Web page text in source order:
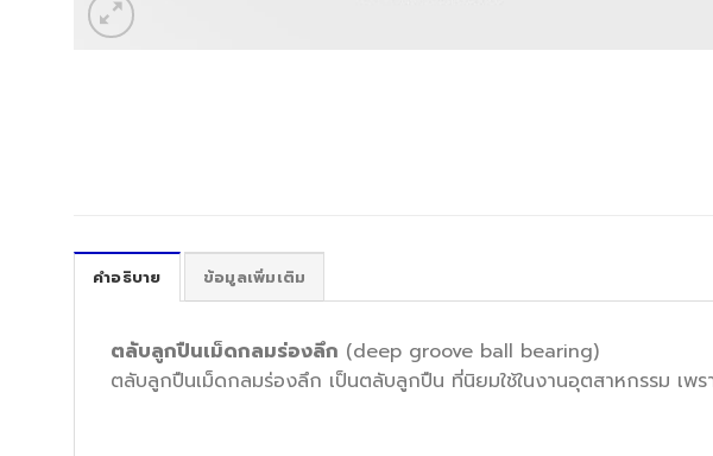
คำอธิบาย ข้อมูลเพิ่มเติม
ตลับลูกปืนเม็ดกลมร่องลึก (deep groove ball bearing)
ตลับลูกปืนเม็ดกลมร่องลึก เป็นตลับลูกปืน ที่นิยมใช้ในงานอุตสาหกรรม เพร